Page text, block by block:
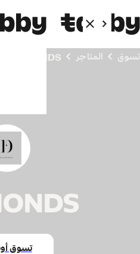
تسوق المتاجر DIAMONDS
تسوق